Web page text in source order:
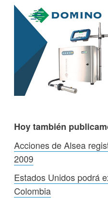
Hoy también
Acciones de Alsea
2009
Estados Unidos podrá
Colombia